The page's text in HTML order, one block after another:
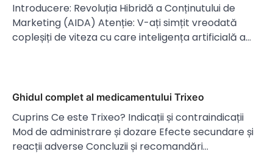
Introducere: Revoluția Hibridă a Conținutului de
Marketing (AIDA) Atenție: V-ați simțit vreodată
copleșiți de viteza cu care inteligența artificială a…
Ghidul complet al medicamentului Trixeo
Cuprins Ce este Trixeo? Indicații și contraindicații
Mod de administrare și dozare Efecte secundare și
reacții adverse Concluzii și recomandări…